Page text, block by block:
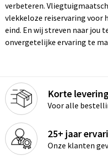
verbeteren.
vlekkeloze reiservaring voor
eind. En wij streven naar jou
onvergetelijke ervaring te
Korte
Voor alle
25+ jaar
Onze klanten